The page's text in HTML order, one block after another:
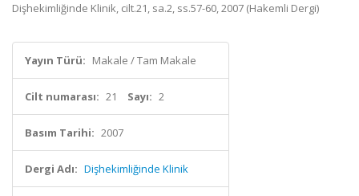
Dişhekimliğinde Klinik, cilt.21, sa.2, ss.57-60, 2007 (Hakemli Dergi)
Yayın Türü: Makale / Tam Makale
Cilt numarası: 21 Sayı: 2
Basım Tarihi: 2007
Dergi Adı: Dişhekimliğinde Klinik